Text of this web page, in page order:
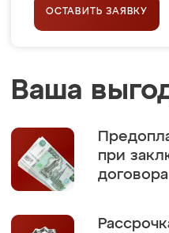
ОСТАВИТЬ ЗАЯВКУ
Ваша
при
договора